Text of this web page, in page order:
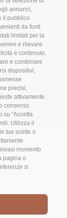
annunci,
il pubblico
da fonti
limitati per la
e rilevare
e contenuto,
e combinare
dispositivi,
precisi,
attivamente.
consenso
su "Accetta
Utilizza il
tue scelte o
momento
pagina o
si